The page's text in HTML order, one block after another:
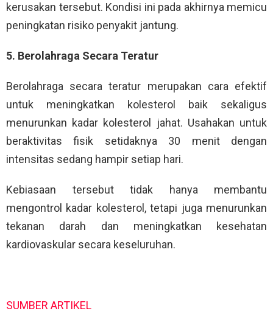
kerusakan tersebut. Kondisi ini pada akhirnya memicu
peningkatan risiko penyakit jantung.
5. Berolahraga Secara Teratur
Berolahraga secara teratur merupakan cara efektif
untuk meningkatkan kolesterol baik sekaligus
menurunkan kadar kolesterol jahat. Usahakan untuk
beraktivitas fisik setidaknya 30 menit dengan
intensitas sedang hampir setiap hari.
Kebiasaan tersebut tidak hanya membantu
mengontrol kadar kolesterol, tetapi juga menurunkan
tekanan darah dan meningkatkan kesehatan
kardiovaskular secara keseluruhan.
SUMBER ARTIKEL